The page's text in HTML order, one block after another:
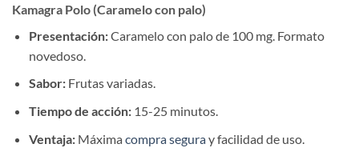
Kamagra Polo (Caramelo con palo)
Presentación:Caramelo con palo de 100 mg. Formato
novedoso.
Sabor:Frutas variadas.
Tiempo de acción:15-25 minutos.
Ventaja:Máxima compra seguray facilidad de uso.